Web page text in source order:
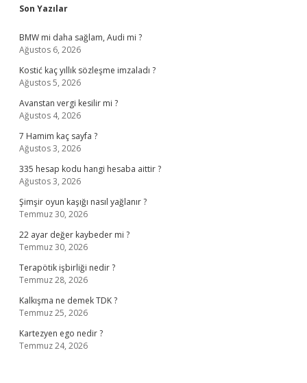
Sidebar
Son Yazılar
BMW mi daha sağlam, Audi mi ?
Ağustos 6, 2026
Kostić kaç yıllık sözleşme imzaladı ?
Ağustos 5, 2026
Avanstan vergi kesilir mi ?
Ağustos 4, 2026
7 Hamim kaç sayfa ?
Ağustos 3, 2026
335 hesap kodu hangi hesaba aittir ?
Ağustos 3, 2026
Şimşir oyun kaşığı nasıl yağlanır ?
Temmuz 30, 2026
22 ayar değer kaybeder mi ?
Temmuz 30, 2026
Terapötik işbirliği nedir ?
Temmuz 28, 2026
Kalkışma ne demek TDK ?
Temmuz 25, 2026
Kartezyen ego nedir ?
Temmuz 24, 2026